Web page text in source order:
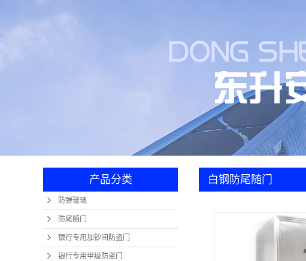
车间环境 银行专用甲级防盗门
银行专用乙级卷帘门
卷帘门地锁
防护舱
金库门
产品分类
防弹玻璃
防尾随门
银行专用加钞间防盗门
银行专用甲级防盗门
白钢防尾随门